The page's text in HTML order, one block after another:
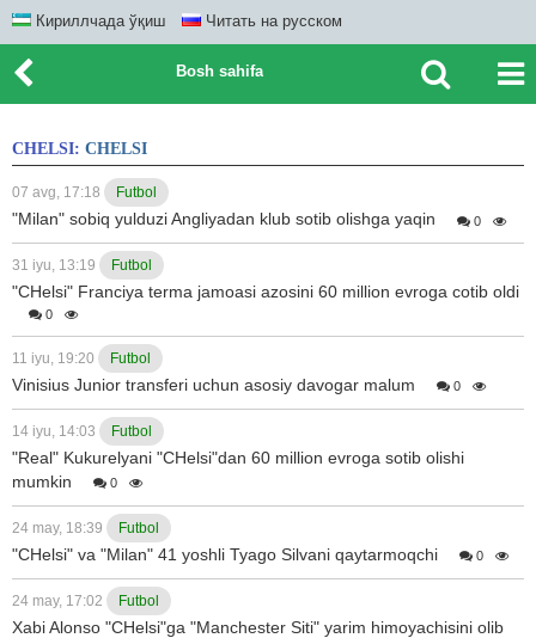
Кириллчада ўқиш Читать на русском
Bosh sahifa
CHELSI: CHELSI
07 avg, 17:18 Futbol
"Milan" sobiq yulduzi Angliyadan klub sotib olishga yaqin 0
31 iyu, 13:19 Futbol
"CHelsi" Franciya terma jamoasi azosini 60 million evroga cotib oldi
0
11 iyu, 19:20 Futbol
Vinisius Junior transferi uchun asosiy davogar malum 0
14 iyu, 14:03 Futbol
"Real" Kukurelyani "CHelsi"dan 60 million evroga sotib olishi
mumkin
0
24 may, 18:39 Futbol
"CHelsi" va "Milan" 41 yoshli Tyago Silvani qaytarmoqchi 0
24 may, 17:02 Futbol
Xabi Alonso "CHelsi"ga "Manchester Siti" yarim himoyachisini olib